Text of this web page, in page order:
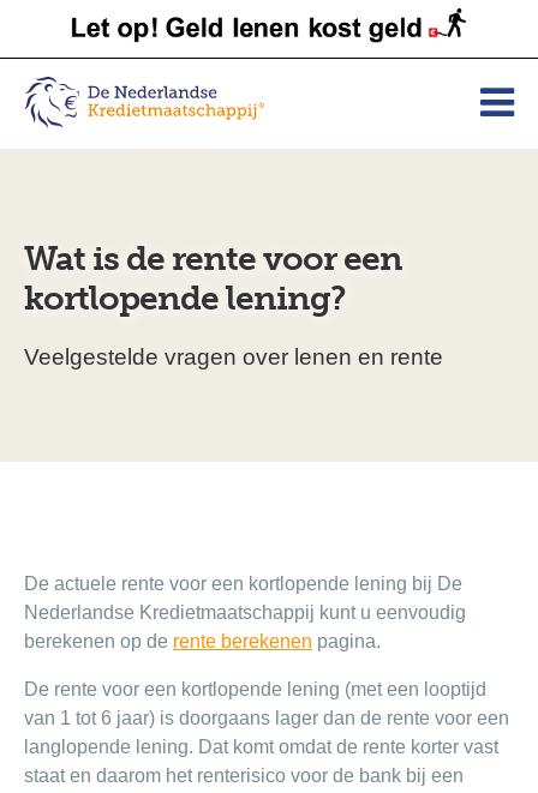
Wat is de rente voor een
kortlopende lening?
Veelgestelde vragen over lenen en rente
De actuele rente voor een kortlopende lening bij De
Nederlandse Kredietmaatschappij kunt u eenvoudig
berekenen op de rente berekenen pagina.
De rente voor een kortlopende lening (met een looptijd
van 1 tot 6 jaar) is doorgaans lager dan de rente voor een
langlopende lening. Dat komt omdat de rente korter vast
staat en daarom het renterisico voor de bank bij een